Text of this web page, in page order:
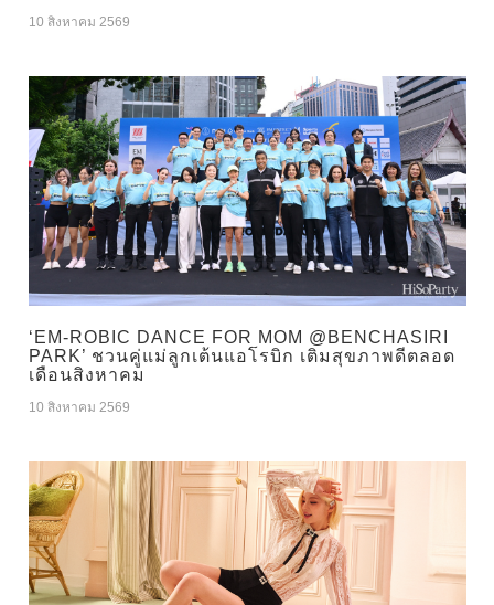
10 สิงหาคม 2569
‘EM-ROBIC DANCE FOR MOM @BENCHASIRI
PARK’ ชวนคู่แม่ลูกเต้นแอโรบิก เติมสุขภาพดีตลอด
เดือนสิงหาคม
10 สิงหาคม 2569